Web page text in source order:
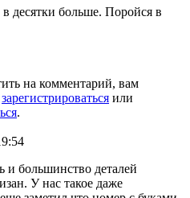
десятки больше. Поройся в
на комментарий, вам
зарегистрироваться или
.
и большинство деталей
У нас такое даже